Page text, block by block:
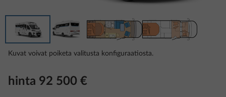
Kuvat voivat poiketa valitusta konfiguraatiosta.
hinta 92 500 €